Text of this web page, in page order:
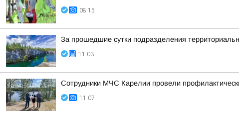
08:15
За прошедшие сутки подразделения
11:03
Сотрудники МЧС Карелии провели
11:07